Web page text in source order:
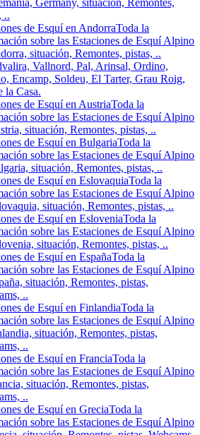
Germany, situación, Remontes,
..
de Esquí en AndorraToda la
sobre las Estaciones de Esquí Alpino
situación, Remontes, pistas, ..
Vallnord, Pal, Arinsal, Ordino,
Encamp, Soldeu, El Tarter, Grau Roig,
la Casa.
de Esquí en AustriaToda la
sobre las Estaciones de Esquí Alpino
situación, Remontes, pistas, ..
de Esquí en BulgariaToda la
sobre las Estaciones de Esquí Alpino
situación, Remontes, pistas, ..
de Esquí en EslovaquiaToda la
sobre las Estaciones de Esquí Alpino
situación, Remontes, pistas, ..
de Esquí en EsloveniaToda la
sobre las Estaciones de Esquí Alpino
situación, Remontes, pistas, ..
de Esquí en EspañaToda la
sobre las Estaciones de Esquí Alpino
situación, Remontes, pistas,
..
de Esquí en FinlandiaToda la
sobre las Estaciones de Esquí Alpino
situación, Remontes, pistas,
..
de Esquí en FranciaToda la
sobre las Estaciones de Esquí Alpino
situación, Remontes, pistas,
..
de Esquí en GreciaToda la
sobre las Estaciones de Esquí Alpino